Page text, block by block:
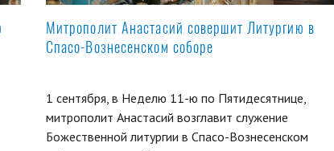
Митрополит Анастасий совершит Литургию в
Спасо-Вознесенском соборе
1 сентября, в Неделю 11-ю по Пятидесятнице,
митрополит Анастасий возглавит служение
Божественной литургии в Спасо-Вознесенском